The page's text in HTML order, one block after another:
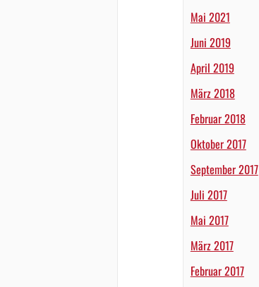
Mai 2021
Juni 2019
April 2019
März 2018
Februar 2018
Oktober 2017
September 2017
Juli 2017
Mai 2017
März 2017
Februar 2017